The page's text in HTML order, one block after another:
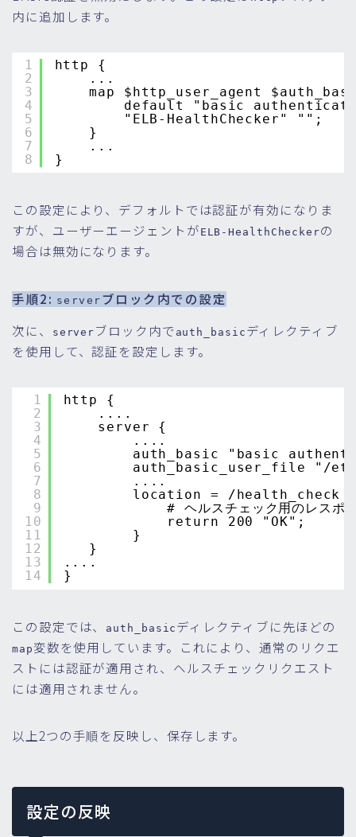
内に追加します。
1
2
3
4
5
6
7
8
http {
...
map $http_user_agent
default "basic
"ELB-HealthChecker" "";
}
...
}
この設定により、デフォルトでは認証が有効になりま
すが、ユーザーエージェントが ELB-HealthCheckerの
場合は無効になります。
手順2: server ブロック内での設定
次に、
server ブロック内で auth_basic ディレクティブ
を使用して、認証を設定します。
1
2
3
4
5
6
7
8
9
10
11
12
13
14
http {
....
server {
....
auth_basic "basic
auth_basic_user_file "/
....
location = /health_check
# ヘルスチェック用のレスポ
return 200 "OK";
}
}
....
}
この設定では、 auth_basic ディレクティブに先ほどの
map 変数を使用しています。これにより、通常のリクエ
ストには認証が適用され、ヘルスチェックリクエスト
には適用されません。
以上2つの手順を反映し、保存します。
設定の反映